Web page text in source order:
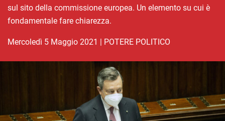
sul sito della commissione europea. Un elemento su cui è
fondamentale fare chiarezza.
mercoledì 5 Maggio 2021 | POTERE POLITICO